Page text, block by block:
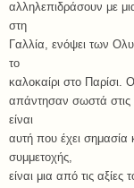
αλληλεπιδράσουν με
στη
Γαλλία, ενόψει των
το
καλοκαίρι στο Παρίσι.
απάντησαν σωστά στις
είναι
αυτή που έχει σημασία
συμμετοχής,
είναι μια από τις